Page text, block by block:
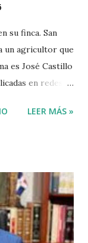
su finca. San
un agricultor que
es José Castillo
en redes
del
esperando el
y asaltarlo,
drogas y por
de los
LEER MÁS »